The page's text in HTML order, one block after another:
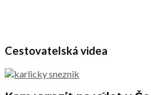
Cestovatelská videa